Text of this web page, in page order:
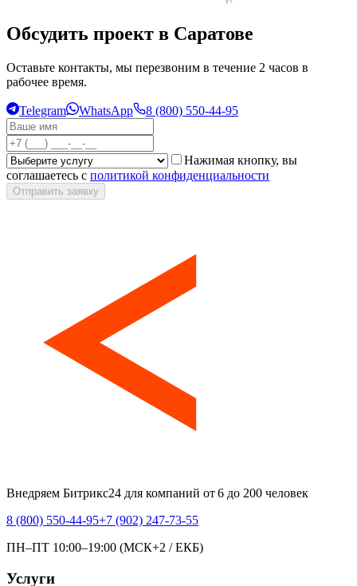
Обсудить проект в Саратове
Оставьте контакты, мы перезвоним в течение 2 часов в
рабочее время.
Telegram WhatsApp 8 (800) 550-44-95
Нажимая кнопку, вы
соглашаетесь с политикой конфиденциальности
Отправить заявку
Внедряем Битрикс24 для компаний от 6 до 200 человек
8 (800) 550-44-95+7 (902) 247-73-55
ПН–ПТ 10:00–19:00 (МСК+2 / ЕКБ)
Услуги